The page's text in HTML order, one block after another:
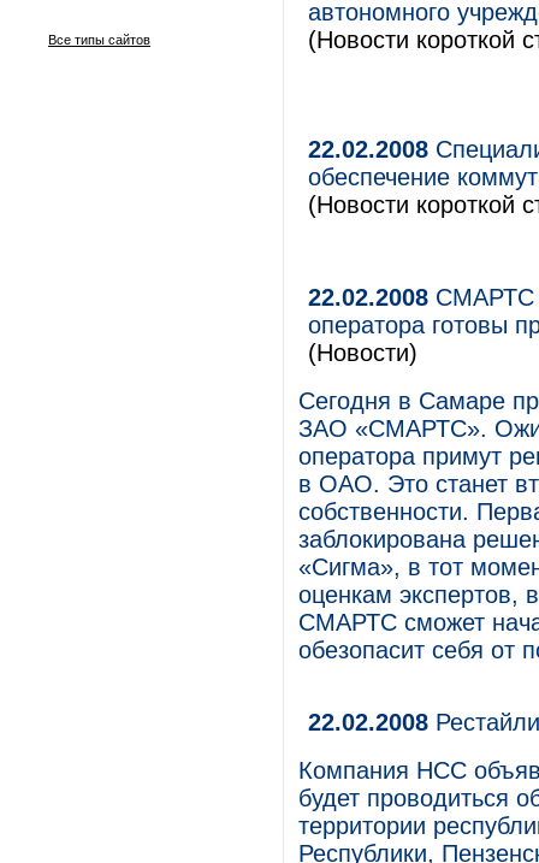
Все типы сайтов
автономного
(Новости короткой
22.02.2008
обеспечение
(Новости короткой
22.02.2008 СМАРТС
оператора готовы
(Новости)
Cегодня в Cамаре
ЗАО «СМАРТС».
оператора примут
в ОАО. Это станет
собственности.
заблокирована
«Сигма», в тот
оценкам экспертов,
СМАРТС сможет
обезопасит себя от
22.02.2008
Компания НСС
будет проводиться
территории
Республики,